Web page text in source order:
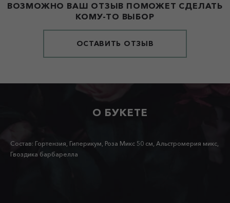
ВОЗМОЖНО ВАШ ОТЗЫВ ПОМОЖЕТ СДЕЛАТЬ
КОМУ-ТО ВЫБОР
ОСТАВИТЬ ОТЗЫВ
О БУКЕТЕ
Состав: Гортензия, Гиперикум, Роза Микс 50 см, Альстромерия микс,
Гвоздика барбарелла